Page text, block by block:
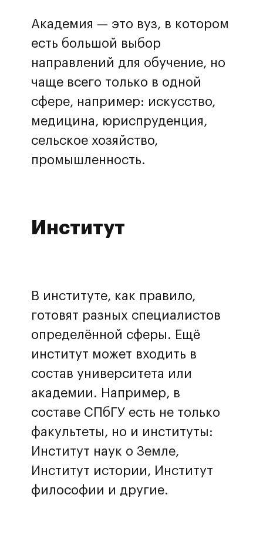
Академия — это вуз, в котором
есть большой выбор
направлений для обучение, но
чаще всего только в одной
сфере, например: искусство,
медицина, юриспруденция,
сельское хозяйство,
промышленность.
Институт
В институте, как правило,
готовят разных специалистов
определённой сферы. Ещё
институт может входить в
состав университета или
академии. Например, в
составе СПбГУ есть не только
факультеты, но и институты:
Институт наук о Земле,
Институт истории, Институт
философии и другие.